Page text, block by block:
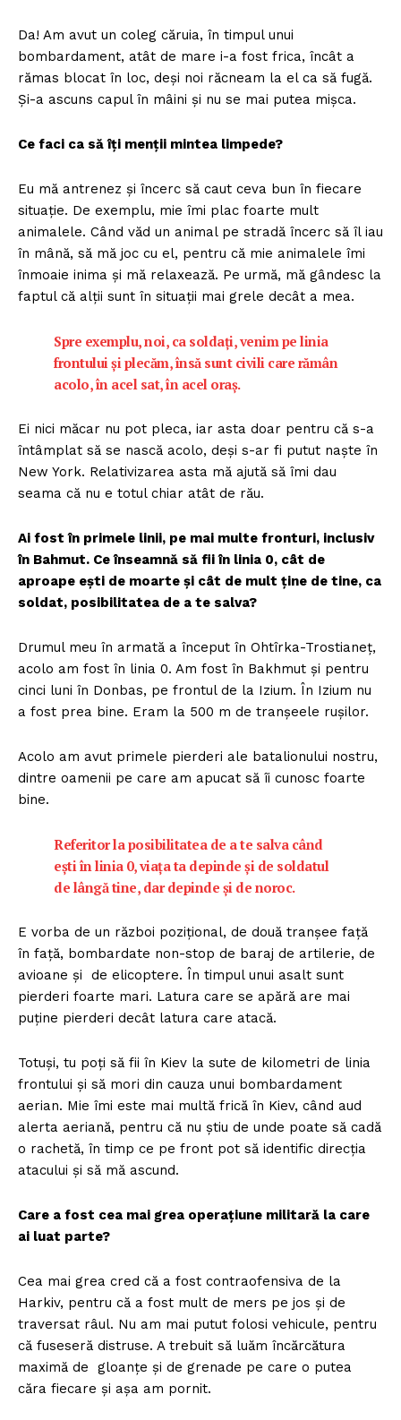
Da! Am avut un coleg căruia, în timpul unui
bombardament, atât de mare i-a fost frica, încât a
rămas blocat în loc, deși noi răcneam la el ca să fugă.
Și-a ascuns capul în mâini și nu se mai putea mișca.
Ce faci ca să îți menții mintea limpede?
Eu mă antrenez și încerc să caut ceva bun în fiecare
situație. De exemplu, mie îmi plac foarte mult
animalele. Când văd un animal pe stradă încerc să îl iau
în mână, să mă joc cu el, pentru că mie animalele îmi
înmoaie inima și mă relaxează. Pe urmă, mă gândesc la
faptul că alții sunt în situații mai grele decât a mea.
Spre exemplu, noi, ca soldați, venim pe linia
frontului și plecăm, însă sunt civili care rămân
acolo, în acel sat, în acel oraș.
Ei nici măcar nu pot pleca, iar asta doar pentru că s-a
întâmplat să se nască acolo, deși s-ar fi putut naște în
New York. Relativizarea asta mă ajută să îmi dau
seama că nu e totul chiar atât de rău.
Ai fost în primele linii, pe mai multe fronturi, inclusiv
în Bahmut. Ce înseamnă să fii în linia 0, cât de
aproape ești de moarte și cât de mult ține de tine, ca
soldat, posibilitatea de a te salva?
Drumul meu în armată a început în Ohtîrka-Trostianeț,
acolo am fost în linia 0. Am fost în Bakhmut și pentru
cinci luni în Donbas, pe frontul de la Izium. În Izium nu
a fost prea bine. Eram la 500 m de tranșeele rușilor.
Acolo am avut primele pierderi ale batalionului nostru,
dintre oamenii pe care am apucat să îi cunosc foarte
bine.
Referitor la posibilitatea de a te salva când
ești în linia 0, viața ta depinde și de soldatul
de lângă tine, dar depinde și de noroc.
E vorba de un război pozițional, de două tranșee față
în față, bombardate non-stop de baraj de artilerie, de
avioane și de elicoptere. În timpul unui asalt sunt
pierderi foarte mari. Latura care se apără are mai
puține pierderi decât latura care atacă.
Totuși, tu poți să fii în Kiev la sute de kilometri de linia
frontului și să mori din cauza unui bombardament
aerian. Mie îmi este mai multă frică în Kiev, când aud
alerta aeriană, pentru că nu știu de unde poate să cadă
o rachetă, în timp ce pe front pot să identific direcția
atacului și să mă ascund.
Care a fost cea mai grea operațiune militară la care
ai luat parte?
Cea mai grea cred că a fost contraofensiva de la
Harkiv, pentru că a fost mult de mers pe jos și de
traversat râul. Nu am mai putut folosi vehicule, pentru
că fuseseră distruse. A trebuit să luăm încărcătura
maximă de gloanțe și de grenade pe care o putea
căra fiecare și așa am pornit.